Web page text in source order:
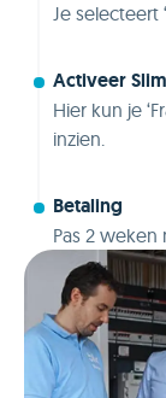
Je selecteert
Activeer
Hier kun je
inzien.
Betaling
Pas 2 weken